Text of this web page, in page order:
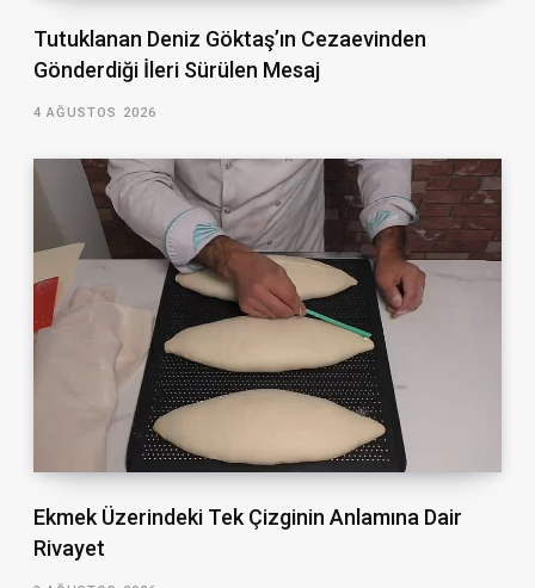
Tutuklanan Deniz Göktaş’ın Cezaevinden
Gönderdiği İleri Sürülen Mesaj
4 AĞUSTOS 2026
Ekmek Üzerindeki Tek Çizginin Anlamına Dair
Rivayet